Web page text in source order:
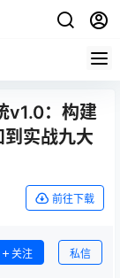
v1.0：构建
实战九大
前往下载
关注 私信